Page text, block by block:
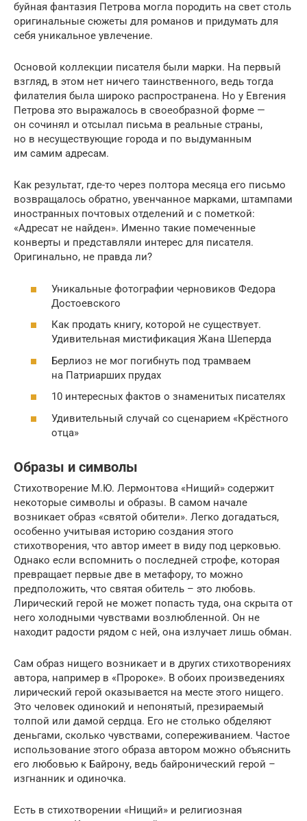
буйная фантазия Петрова могла породить на свет столь
оригинальные сюжеты для романов и придумать для
себя уникальное увлечение.
Основой коллекции писателя были марки. На первый
взгляд, в этом нет ничего таинственного, ведь тогда
филателия была широко распространена. Но у Евгения
Петрова это выражалось в своеобразной форме —
он сочинял и отсылал письма в реальные страны,
но в несуществующие города и по выдуманным
им самим адресам.
Как результат, где-то через полтора месяца его письмо
возвращалось обратно, увенчанное марками, штампами
иностранных почтовых отделений и с пометкой:
«Адресат не найден». Именно такие помеченные
конверты и представляли интерес для писателя.
Оригинально, не правда ли?
Уникальные фотографии черновиков Федора
Достоевского
Как продать книгу, которой не существует.
Удивительная мистификация Жана Шеперда
Берлиоз не мог погибнуть под трамваем
на Патриарших прудах
10 интересных фактов о знаменитых писателях
Удивительный случай со сценарием «Крёстного
отца»
Образы и символы
Стихотворение М.Ю. Лермонтова «Нищий» содержит
некоторые символы и образы. В самом начале
возникает образ «святой обители». Легко догадаться,
особенно учитывая историю создания этого
стихотворения, что автор имеет в виду под церковью.
Однако если вспомнить о последней строфе, которая
превращает первые две в метафору, то можно
предположить, что святая обитель – это любовь.
Лирический герой не может попасть туда, она скрыта от
него холодными чувствами возлюбленной. Он не
находит радости рядом с ней, она излучает лишь обман.
Сам образ нищего возникает и в других стихотворениях
автора, например в «Пророке». В обоих произведениях
лирический герой оказывается на месте этого нищего.
Это человек одинокий и непонятый, презираемый
толпой или дамой сердца. Его не столько обделяют
деньгами, сколько чувствами, сопереживанием. Частое
использование этого образа автором можно объяснить
его любовью к Байрону, ведь байронический герой –
изгнанник и одиночка.
Есть в стихотворении «Нищий» и религиозная